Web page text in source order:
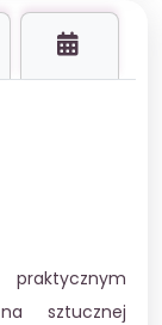
sztucznej